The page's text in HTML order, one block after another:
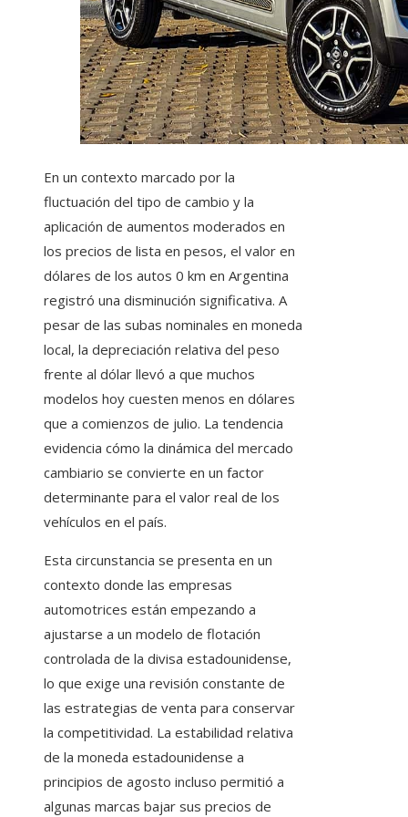
En un contexto marcado por la
fluctuación del tipo de cambio y la
aplicación de aumentos moderados en
los precios de lista en pesos, el valor en
dólares de los autos 0 km en Argentina
registró una disminución significativa. A
pesar de las subas nominales en moneda
local, la depreciación relativa del peso
frente al dólar llevó a que muchos
modelos hoy cuesten menos en dólares
que a comienzos de julio. La tendencia
evidencia cómo la dinámica del mercado
cambiario se convierte en un factor
determinante para el valor real de los
vehículos en el país.
Esta circunstancia se presenta en un
contexto donde las empresas
automotrices están empezando a
ajustarse a un modelo de flotación
controlada de la divisa estadounidense,
lo que exige una revisión constante de
las estrategias de venta para conservar
la competitividad. La estabilidad relativa
de la moneda estadounidense a
principios de agosto incluso permitió a
algunas marcas bajar sus precios de